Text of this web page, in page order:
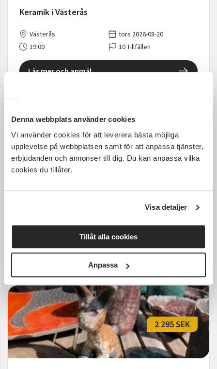
Denna webbplats använder cookies
Vi använder cookies för att leverera bästa möjliga
upplevelse på webbplatsen samt för att anpassa tjänster,
erbjudanden och annonser till dig. Du kan anpassa vilka
cookies du tillåter.
Visa detaljer
Tillåt alla cookies
Anpassa
Keramik i Västerås
Västerås
tors 2026-08-20
19:00
10 Tillfällen
Läs mer och anmäl
Rakukurs - Keramik med
2 295 SEK
2 295 SEK